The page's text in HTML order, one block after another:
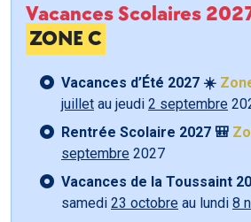
Vacances Scolaires
ZONE C
Vacances d’Été 2027 ☀️
juillet au jeudi 2 septembre
Rentrée Scolaire 2027 🎒
septembre 2027
Vacances de la Toussaint
samedi 23 octobre au lundi 8